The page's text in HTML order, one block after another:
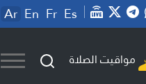
Ar En Fr Es
مواقيت الصلاة